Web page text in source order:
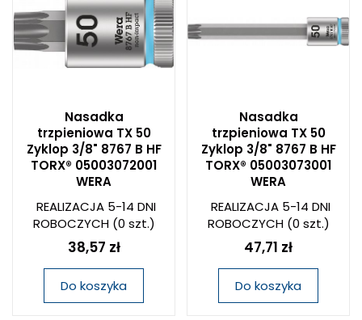
Nasadka
trzpieniowa TX 50
Zyklop 3/8" 8767 B HF
TORX® 05003072001
WERA
REALIZACJA 5-14 DNI
ROBOCZYCH(0 szt.)
38,57 zł
Do koszyka
Nasadka
trzpieniowa TX 50
Zyklop 3/8" 8767 B HF
TORX® 05003073001
WERA
REALIZACJA 5-14 DNI
ROBOCZYCH(0 szt.)
47,71 zł
Do koszyka